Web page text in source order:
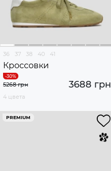
36 37 38 40 41
Кроссовки
3688 грн
5268 грн
4 цвета
PREMIUM